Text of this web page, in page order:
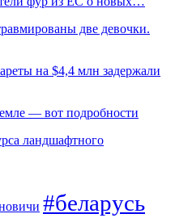
две девочки.
на $4,4 млн задержали
— вот подробности
ландшафтного
#беларусь